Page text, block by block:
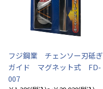
フジ鋼業 チェンソー刃砥ぎ
ガイド マグネット式 FD-
007